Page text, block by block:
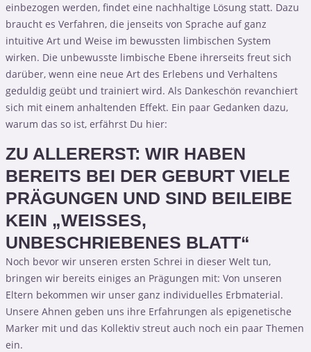
einbezogen werden, findet eine nachhaltige Lösung statt. Dazu
braucht es Verfahren, die jenseits von Sprache auf ganz
intuitive Art und Weise im bewussten limbischen System
wirken. Die unbewusste limbische Ebene ihrerseits freut sich
darüber, wenn eine neue Art des Erlebens und Verhaltens
geduldig geübt und trainiert wird. Als Dankeschön revanchiert
sich mit einem anhaltenden Effekt. Ein paar Gedanken dazu,
warum das so ist, erfährst Du hier:
ZU ALLERERST: WIR HABEN
BEREITS BEI DER GEBURT VIELE
PRÄGUNGEN UND SIND BEILEIBE
KEIN „WEISSES, U
NBESCHRIEBENES BLATT“
Noch bevor wir unseren ersten Schrei in dieser Welt tun,
bringen wir bereits einiges an Prägungen mit: Von unseren
Eltern bekommen wir unser ganz individuelles Erbmaterial.
Unsere Ahnen geben uns ihre Erfahrungen als epigenetische
Marker mit und das Kollektiv streut auch noch ein paar Themen
ein.